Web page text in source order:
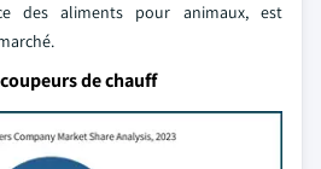
des aliments pour animaux, est
de chauff